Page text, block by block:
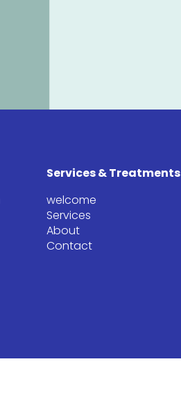
Services & Treatments
welcome
Services
About
Contact